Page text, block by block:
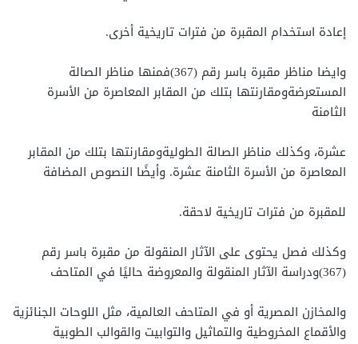
إعادة استخدام المقبرة من فترات تاريخية أخرى.
وايضا مناظر مقبرة باسر رقم (367)فمنها مناظر الصالة
المستعرضةومقارنتها بتلك من المقابر المعاصرة من الأسرة
الثامنة
عشرة، وكذلك مناظر الصالة الطوليةومقارنتها بتلك من المقابر
المعاصرة من الأسرة الثامنة عشرة. وأيضًا النصوص المضافة
للمقبرة من فترات تاريخية لاحقة.
وكذلك فصل يحتوى على الآثار المنقولة من مقبرة باسر رقم
(367)ودراسة الآثار المنقولة والمعروضة حاليًا في المتاحف
والمخازن المصرية أو في المتاحف العالمية، مثل اللوحات الجنائزية
والأقماع المخروطية والتماثيل والتوابيت والقوالب الطوبية